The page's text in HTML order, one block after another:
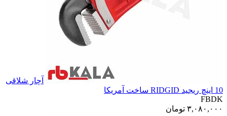
آچار شلاقی
10 اینچ ریجید RIDGID ساخت آمریکا
FBDK
۳,۰۸۰,۰۰۰ تومان